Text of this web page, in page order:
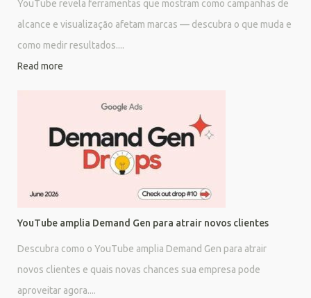
YouTube revela ferramentas que mostram como campanhas de
alcance e visualização afetam marcas — descubra o que muda e
como medir resultados....
Read more
YouTube amplia Demand Gen para atrair novos clientes
Descubra como o YouTube amplia Demand Gen para atrair
novos clientes e quais novas chances sua empresa pode
aproveitar agora....